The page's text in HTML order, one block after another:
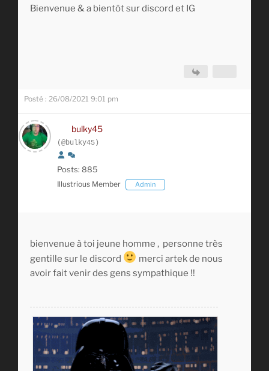
Bienvenue & a bientôt sur discord et IG
Posté : 26/08/2021 9:01 pm
bulky45
(@bulky45)
Posts: 885
Illustrious Member Admin
bienvenue à toi jeune homme , personne très
gentille sur le discord
merci artek de nous
avoir fait venir des gens sympathique !!